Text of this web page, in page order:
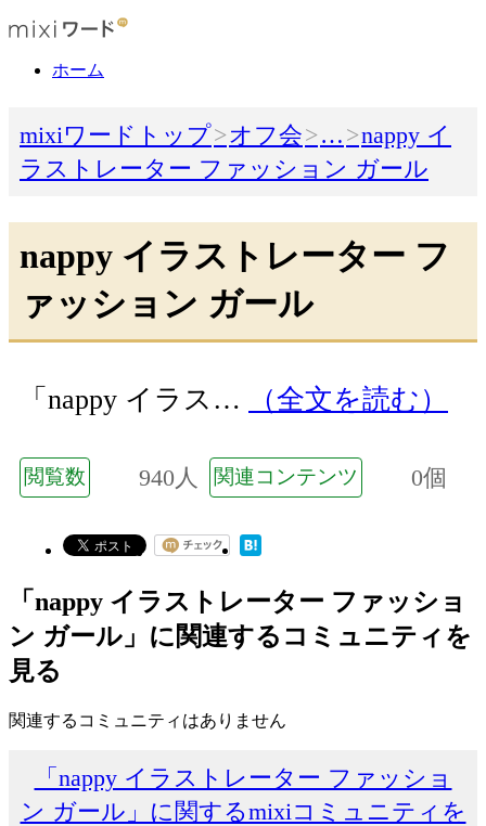
ホーム
mixiワードトップ オフ会 …
nappy イ
ラストレーター ファッション ガール
nappy イラストレーター フ
ァッション ガール
「nappy イラス… （全文を読む）
閲覧数 940人 関連コンテンツ 0個
「nappy イラストレーター ファッショ
ン ガール」に関連するコミュニティを
見る
関連するコミュニティはありません
「nappy イラストレーター ファッショ
ン ガール」に関するmixiコミュニティを